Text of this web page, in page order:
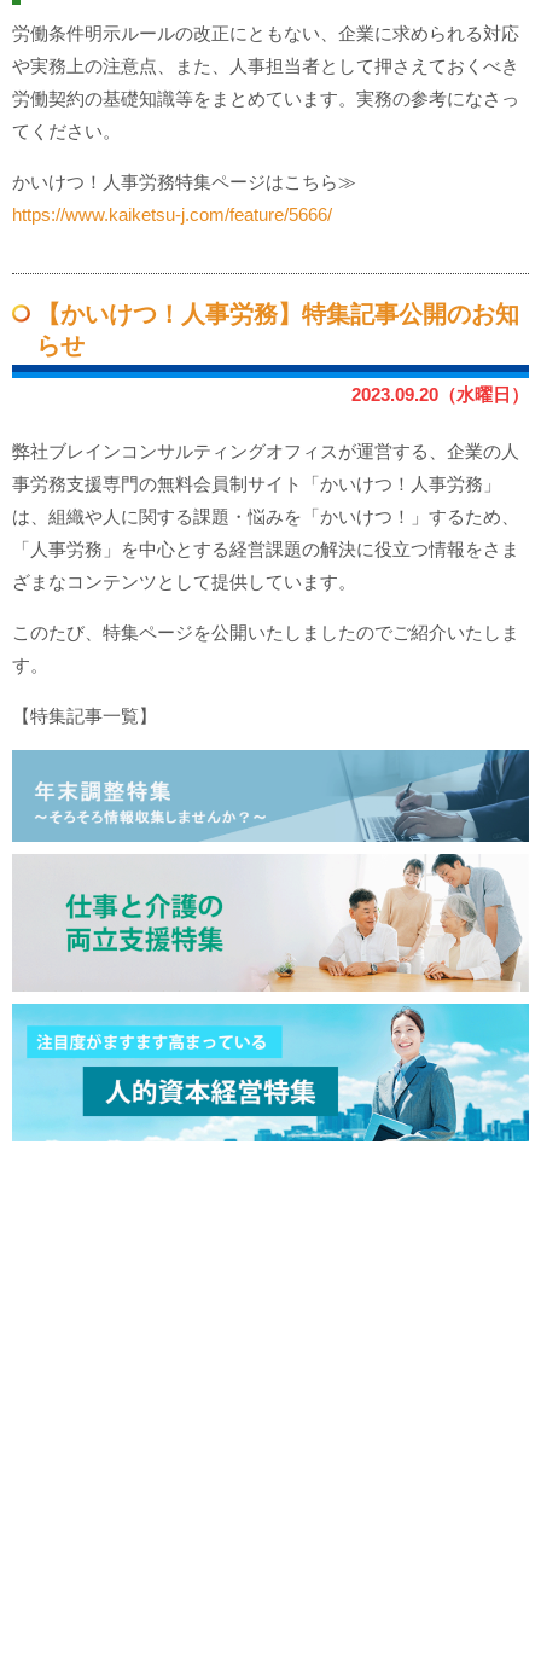
労働条件明示ルールの改正にともない、企業に求められる対応
や実務上の注意点、また、人事担当者として押さえておくべき
労働契約の基礎知識等をまとめています。実務の参考になさっ
てください。
かいけつ！人事労務特集ページはこちら≫
https://www.kaiketsu-j.com/feature/5666/
【かいけつ！人事労務】特集記事公開のお知
らせ
2023.09.20（水曜日）
弊社ブレインコンサルティングオフィスが運営する、企業の人
事労務支援専門の無料会員制サイト「かいけつ！人事労務」
は、組織や人に関する課題・悩みを「かいけつ！」するため、
「人事労務」を中心とする経営課題の解決に役立つ情報をさま
ざまなコンテンツとして提供しています。
このたび、特集ページを公開いたしましたのでご紹介いたしま
す。
【特集記事一覧】